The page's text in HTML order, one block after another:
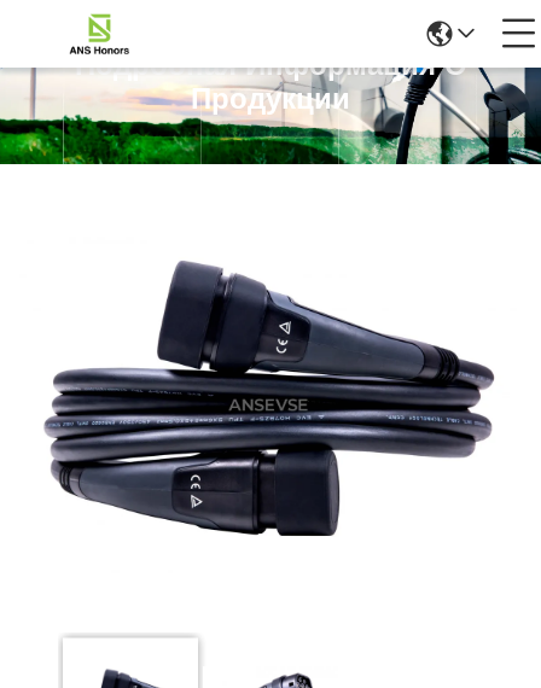
Подробная Информация О
Продукции